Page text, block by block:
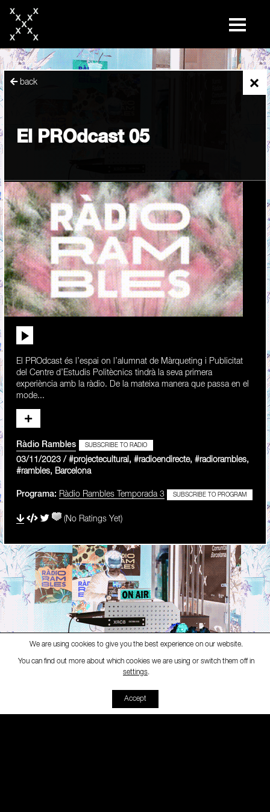
content
×
back
El PROdcast 05
El PROdcast és l’espai on l’alumnat de Màrqueting i Publicitat
del Centre d’Estudis Politècnics tindrà la seva primera
experiència amb la ràdio. De la mateixa manera que passa en el
mode...
Ràdio Rambles SUBSCRIBE TO RADIO
03/11/2023 / #projectecultural, #radioendirecte, #radiorambles,
#rambles, Barcelona
Programa: Ràdio Rambles Temporada 3 SUBSCRIBE TO PROGRAM
(No Ratings Yet)
Ràdio Rambles - [Ràdio Rambles
We are using cookies to give you the best experience on our website.
You can find out more about which cookies we are using or switch them off in
settings.
Accept